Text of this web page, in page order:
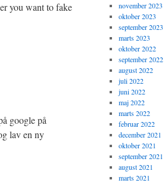
you want to fake
google på
lav en ny
november 2023
oktober 2023
september 2023
marts 2023
oktober 2022
september 2022
august 2022
juli 2022
juni 2022
maj 2022
marts 2022
februar 2022
december 2021
oktober 2021
september 2021
august 2021
marts 2021